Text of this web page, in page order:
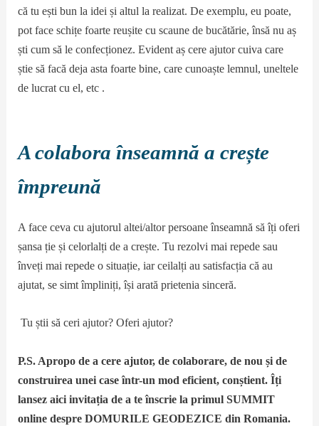
că tu ești bun la idei și altul la realizat. De exemplu, eu poate,
pot face schițe foarte reușite cu scaune de bucătărie, însă nu aș
ști cum să le confecționez. Evident aș cere ajutor cuiva care
știe să facă deja asta foarte bine, care cunoaște lemnul, uneltele
de lucrat cu el, etc .
A colabora înseamnă a crește
împreună
A face ceva cu ajutorul altei/altor persoane înseamnă să îți oferi
șansa ție și celorlalți de a crește. Tu rezolvi mai repede sau
înveți mai repede o situație, iar ceilalți au satisfacția că au
ajutat, se simt împliniți, își arată prietenia sinceră.
Tu știi să ceri ajutor? Oferi ajutor?
P.S. Apropo de a cere ajutor, de colaborare, de nou și de
construirea unei case într-un mod eficient, conștient. Îți
lansez aici invitația de a te înscrie la primul SUMMIT
online despre DOMURILE GEODEZICE din Romania.